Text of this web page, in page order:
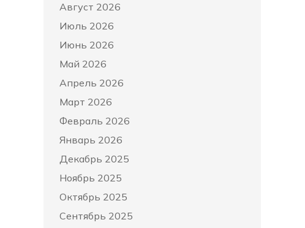
Август 2026
Июль 2026
Июнь 2026
Май 2026
Апрель 2026
Март 2026
Февраль 2026
Январь 2026
Декабрь 2025
Ноябрь 2025
Октябрь 2025
Сентябрь 2025